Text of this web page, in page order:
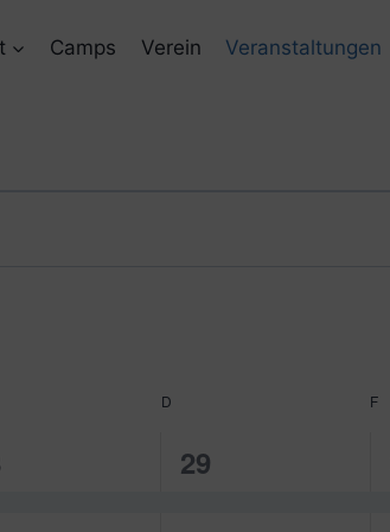
Camps Verein Veranstaltungen
D F
1
29